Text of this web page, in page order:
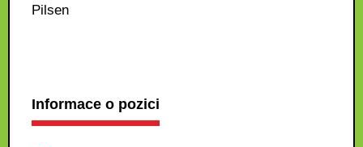
Pilsen
Informace o pozici